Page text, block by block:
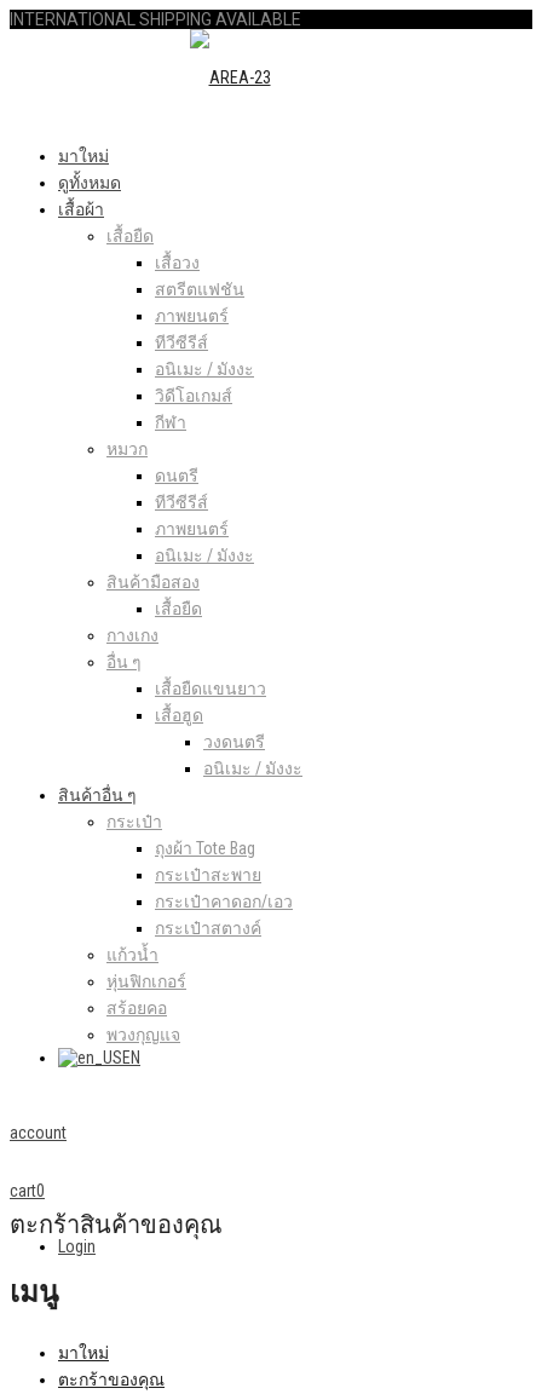
INTERNATIONAL SHIPPING AVAILABLE
มาใหม่
ดูทั้งหมด
เสื้อผ้า
เสื้อยืด
เสื้อวง
สตรีตแฟชัน
ภาพยนตร์
ทีวีซีรีส์
อนิเมะ / มังงะ
วิดีโอเกมส์
กีฬา
หมวก
ดนตรี
ทีวีซีรีส์
ภาพยนตร์
อนิเมะ / มังงะ
สินค้ามือสอง
เสื้อยืด
กางเกง
อื่น ๆ
เสื้อยืดแขนยาว
เสื้อฮูด
วงดนตรี
อนิเมะ / มังงะ
สินค้าอื่น ๆ
กระเป๋า
ถุงผ้า Tote Bag
กระเป๋าสะพาย
กระเป๋าคาดอก/เอว
กระเป๋าสตางค์
แก้วน้ำ
หุ่นฟิกเกอร์
สร้อยคอ
พวงกุญแจ
EN
account
Login
cart0
ตะกร้าสินค้าของคุณ
เมนู
มาใหม่
ตะกร้าของคุณ